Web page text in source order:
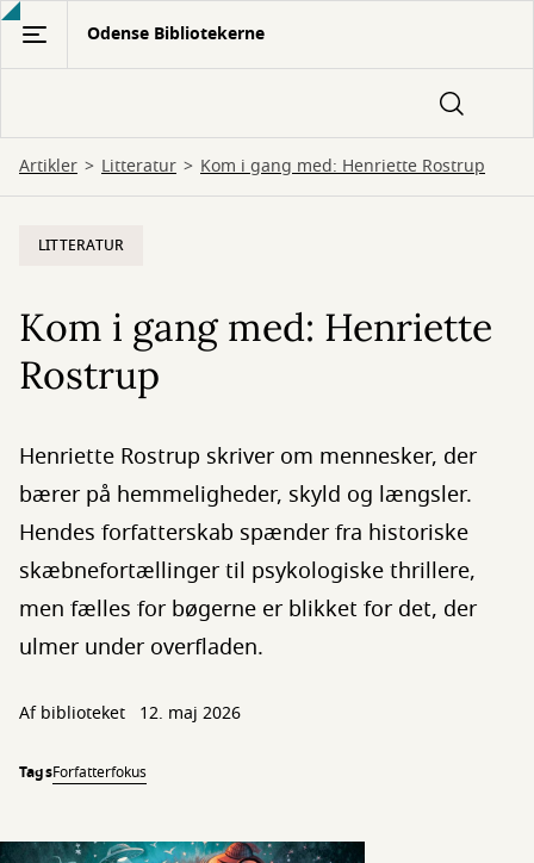
Gå
hovedindhold
Odense Bibliotekerne
Artikler Litteratur Kom i gang med: Henriette Rostrup
LITTERATUR
Kom i gang med: Henriette
Rostrup
Henriette Rostrup skriver om mennesker, der
bærer på hemmeligheder, skyld og længsler.
Hendes forfatterskab spænder fra historiske
skæbnefortællinger til psykologiske thrillere,
men fælles for bøgerne er blikket for det, der
ulmer under overfladen.
Af biblioteket 12. maj 2026
TagsForfatterfokus